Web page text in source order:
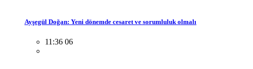
Ayşegül Doğan: Yeni dönemde cesaret ve sorumluluk olmalı
11:36 06